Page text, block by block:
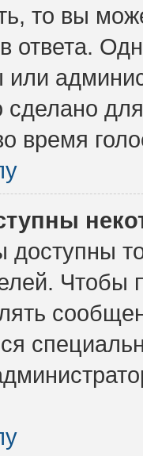
то вы
ответа.
сделано
время
Чтобы